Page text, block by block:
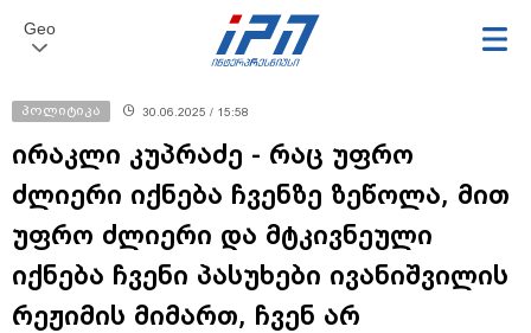
Geo
პოლიტიკა 30.06.2025 / 15:58
ირაკლი კუპრაძე - რაც უფრო
ძლიერი იქნება ჩვენზე ზეწოლა, მით
უფრო ძლიერი და მტკივნეული
იქნება ჩვენი პასუხები ივანიშვილის
რეჟიმის მიმართ, ჩვენ არ